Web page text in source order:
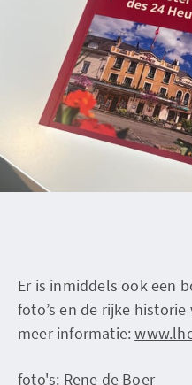
Er is inmiddels ook een
foto’s en de rijke
meer informatie:
foto's: Rene de Boer